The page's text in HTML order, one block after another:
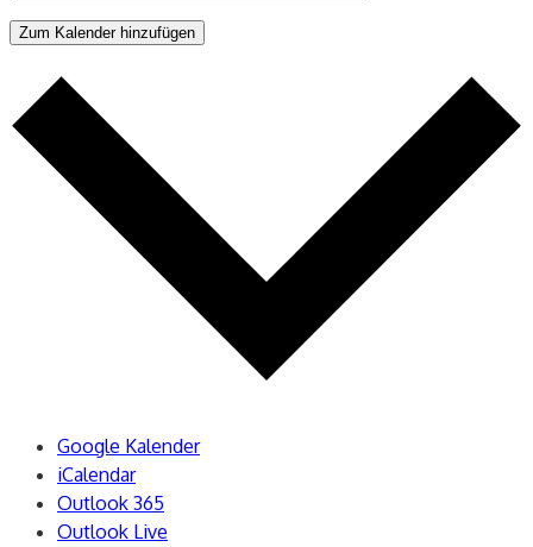
Zum Kalender hinzufügen
Google Kalender
iCalendar
Outlook 365
Outlook Live